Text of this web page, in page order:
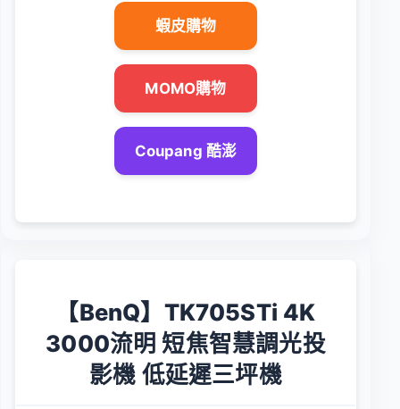
蝦皮購物
MOMO購物
Coupang 酷澎
【BenQ】TK705STi 4K
3000流明 短焦智慧調光投
影機 低延遲三坪機